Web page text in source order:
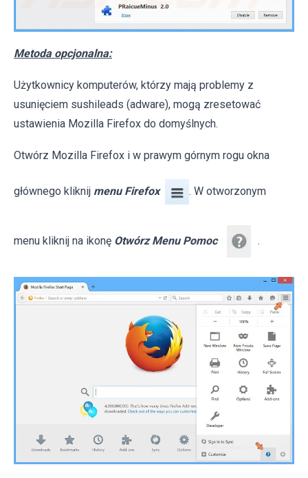
Metoda opcjonalna:
Użytkownicy komputerów, którzy mają problemy z
usunięciem sushileads (adware), mogą zresetować
ustawienia Mozilla Firefox do domyślnych.
Otwórz Mozilla Firefox i w prawym górnym rogu okna
głównego kliknij menu Firefox . W otworzonym
menu kliknij na ikonę Otwórz Menu Pomoc .